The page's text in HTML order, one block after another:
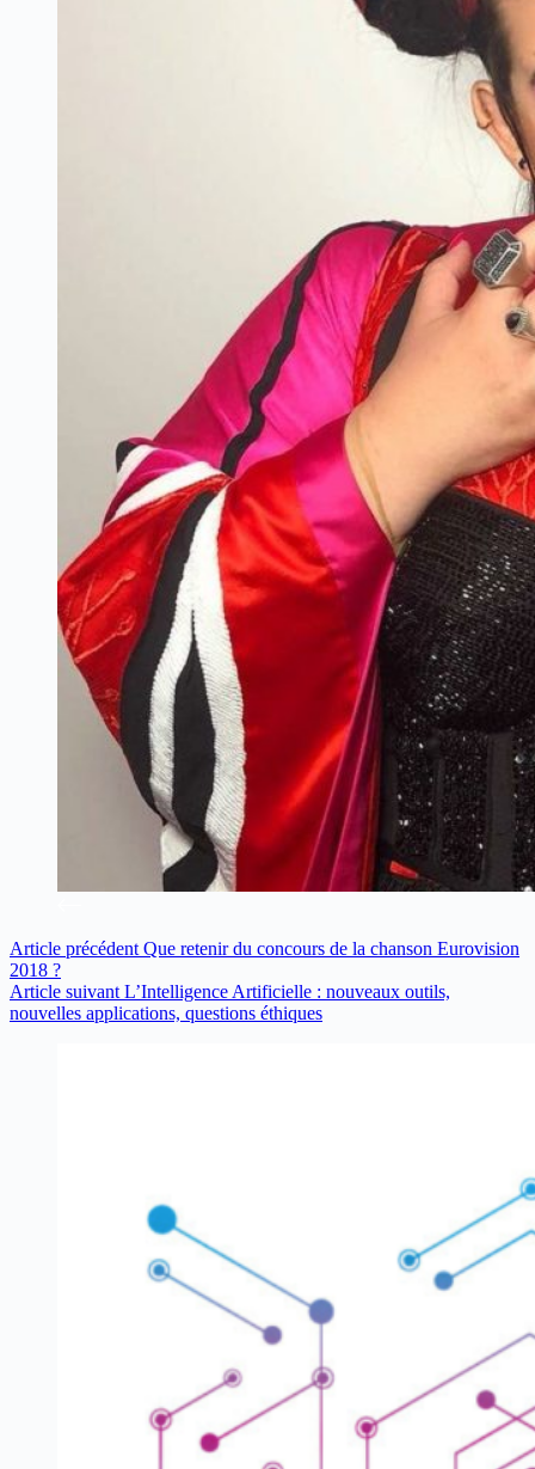
Article précédent Que retenir du concours de la chanson Eurovision
2018 ?
Article suivant L’Intelligence Artificielle : nouveaux outils,
nouvelles applications, questions éthiques